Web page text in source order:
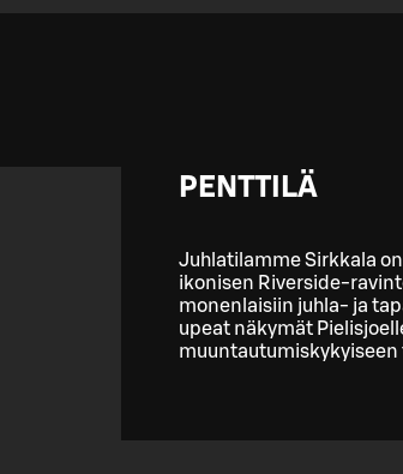
PENTTILÄ
Juhlatilamme Sirkkala
ikonisen Riverside-
monenlaisiin juhla- ja
upeat näkymät
muuntautumiskykyiseen